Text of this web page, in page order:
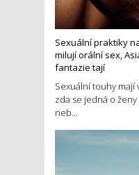
Sexuální praktiky
milují orální sex,
fantazie tají
Sexuální touhy mají
zda se jedná o
neb...